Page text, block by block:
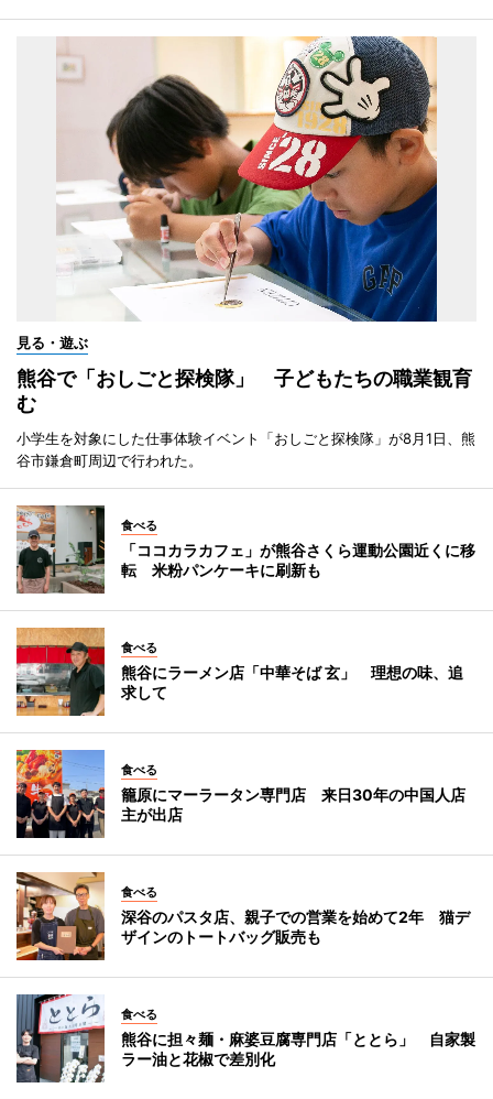
見る・遊ぶ
熊谷で「おしごと探検隊」 子どもたちの職業観育
む
小学生を対象にした仕事体験イベント「おしごと探検隊」が8月1日、熊
谷市鎌倉町周辺で行われた。
食べる
「ココカラカフェ」が熊谷さくら運動公園近くに移
転 米粉パンケーキに刷新も
食べる
熊谷にラーメン店「中華そば 玄」 理想の味、追
求して
食べる
籠原にマーラータン専門店 来日30年の中国人店
主が出店
食べる
深谷のパスタ店、親子での営業を始めて2年 猫デ
ザインのトートバッグ販売も
食べる
熊谷に担々麺・麻婆豆腐専門店「ととら」 自家製
ラー油と花椒で差別化